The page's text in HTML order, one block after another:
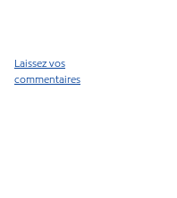
Laissez vos
commentaires